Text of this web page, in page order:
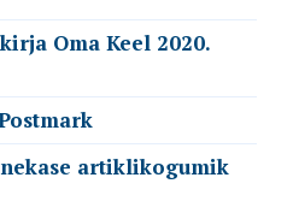
Oma Keel 2020.
artiklikogumik